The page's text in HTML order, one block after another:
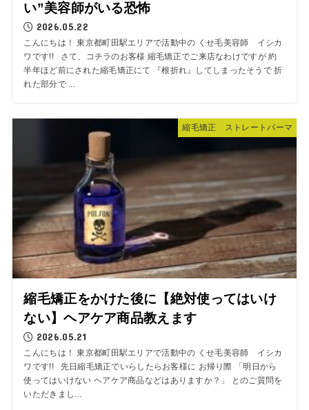
い”美容師がいる恐怖
2026.05.22
こんにちは！ 東京都町田駅エリアで活動中の くせ毛美容師 イシカ
ワです!! さて、コチラのお客様 縮毛矯正でご来店なわけですが 約
半年ほど前にされた縮毛矯正にて 『根折れ』してしまったそうで 折
れた部分で ...
縮毛矯正 ストレートパーマ
縮毛矯正をかけた後に【絶対使ってはいけ
ない】ヘアケア商品教えます
2026.05.21
こんにちは！ 東京都町田駅エリアで活動中の くせ毛美容師 イシカ
ワです!! 先日縮毛矯正でいらしたらお客様に お帰り際 「明日から
使ってはいけない ヘアケア商品などはありますか？」 とのご質問を
いただきまし...